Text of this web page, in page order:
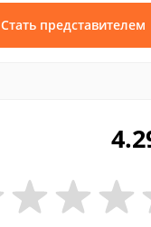
Стать представителем